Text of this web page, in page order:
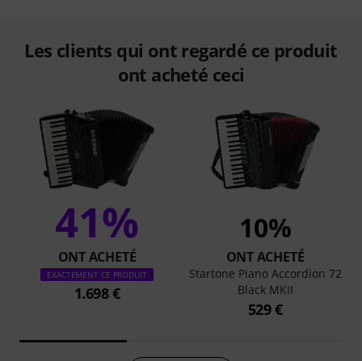
Les clients qui ont regardé ce produit
ont acheté ceci
41%
ONT ACHETÉ
EXACTEMENT CE PRODUIT
1.698 €
10%
ONT ACHETÉ
Startone Piano Accordion 72
Black MKII
529 €